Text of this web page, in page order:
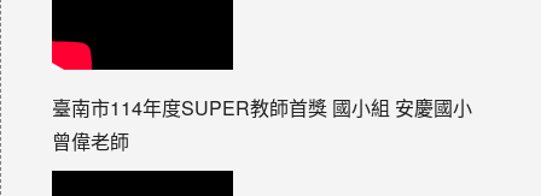
臺南市114年度SUPER教師首獎 國小組 安慶國小
曾偉老師